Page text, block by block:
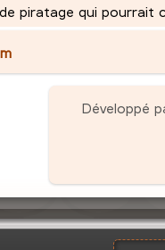
piratage qui pourrait
Développé